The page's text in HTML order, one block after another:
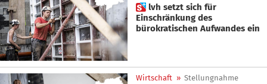
 lvh setzt sich für
Einschränkung des
bürokratischen Aufwandes ein
Wirtschaft » Stellungnahme